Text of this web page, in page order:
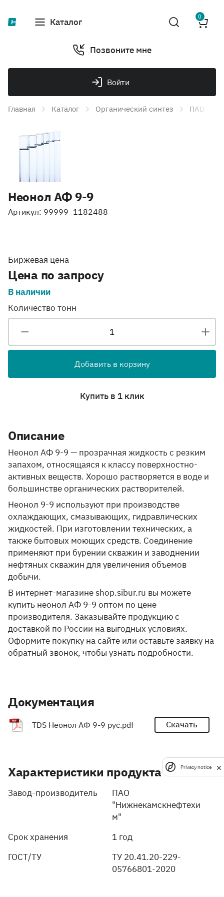
Каталог 0
Позвоните мне
Войти
Главная Каталог Органический синтез ПАВ
Неонол АФ 9-9
Артикул: 99999_1182488
Биржевая цена
Цена по запросу
В наличии
Количество тонн
Добавить в корзину
Купить в 1 клик
Описание
Неонол АФ 9-9 — прозрачная жидкость с резким
запахом, относящаяся к классу поверхностно-
активных веществ. Хорошо растворяется в воде и
большинстве органических растворителей.
Неонол 9-9 используют при производстве
охлаждающих, смазывающих, гидравлических
жидкостей. При изготовлении технических, а
также бытовых моющих средств. Соединение
применяют при бурении скважин и заводнении
нефтяных скважин для увеличения объемов
добычи.
В интернет-магазине shop.sibur.ru вы можете
купить неонол АФ 9-9 оптом по цене
производителя. Заказывайте продукцию с
доставкой по России на выгодных условиях.
Оформите покупку на сайте или оставьте заявку на
обратный звонок, чтобы узнать подробности.
Документация
TDS Неонол АФ 9-9 рус.pdf Скачать
Характеристики продукта
Завод-производитель
ПАО
"Нижнекамскнефтехи
м"
Срок хранения
1 год
ГОСТ/ТУ
ТУ 20.41.20-229-
05766801-2020
Privacy notice